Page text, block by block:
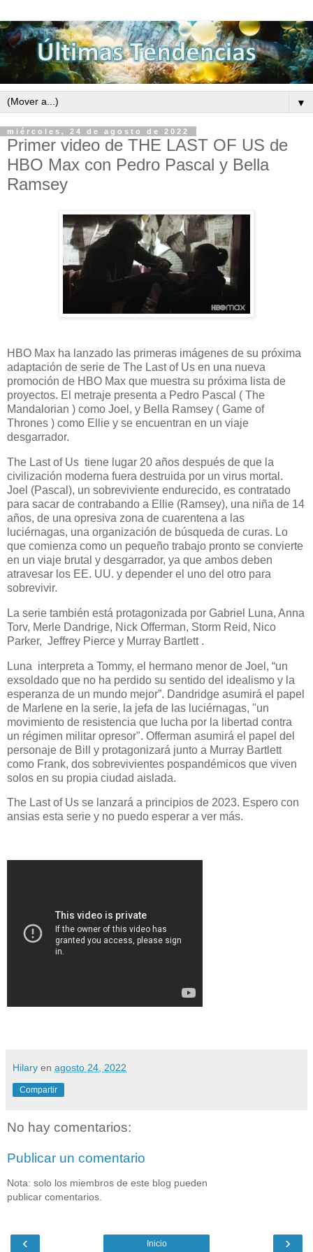
▼
miércoles, 24 de agosto de 2022
Primer video de THE LAST OF US de
HBO Max con Pedro Pascal y Bella
Ramsey
HBO Max ha lanzado las primeras imágenes de su próxima
adaptación de serie de The Last of Us en una nueva
promoción de HBO Max que muestra su próxima lista de
proyectos. El metraje presenta a Pedro Pascal ( The
Mandalorian ) como Joel, y Bella Ramsey ( Game of
Thrones ) como Ellie y se encuentran en un viaje
desgarrador.
The Last of Us tiene lugar 20 años después de que la
civilización moderna fuera destruida por un virus mortal.
Joel (Pascal), un sobreviviente endurecido, es contratado
para sacar de contrabando a Ellie (Ramsey), una niña de 14
años, de una opresiva zona de cuarentena a las
luciérnagas, una organización de búsqueda de curas. Lo
que comienza como un pequeño trabajo pronto se convierte
en un viaje brutal y desgarrador, ya que ambos deben
atravesar los EE. UU. y depender el uno del otro para
sobrevivir.
La serie también está protagonizada por Gabriel Luna, Anna
Torv, Merle Dandrige, Nick Offerman, Storm Reid, Nico
Parker, Jeffrey Pierce y Murray Bartlett .
Luna interpreta a Tommy, el hermano menor de Joel, “un
exsoldado que no ha perdido su sentido del idealismo y la
esperanza de un mundo mejor”. Dandridge asumirá el papel
de Marlene en la serie, la jefa de las luciérnagas, "un
movimiento de resistencia que lucha por la libertad contra
un régimen militar opresor". Offerman asumirá el papel del
personaje de Bill y protagonizará junto a Murray Bartlett
como Frank, dos sobrevivientes pospandémicos que viven
solos en su propia ciudad aislada.
The Last of Us se lanzará a principios de 2023. Espero con
ansias esta serie y no puedo esperar a ver más.
Hilary en agosto 24, 2022
Compartir
No hay comentarios:
Publicar un comentario
Nota: solo los miembros de este blog pueden
publicar comentarios.
‹ ›
Inicio